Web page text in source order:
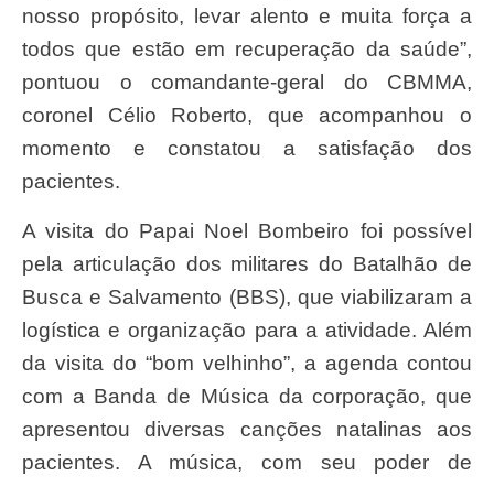
nosso propósito, levar alento e muita força a
todos que estão em recuperação da saúde”,
pontuou o comandante-geral do CBMMA,
coronel Célio Roberto, que acompanhou o
momento e constatou a satisfação dos
pacientes.
A visita do Papai Noel Bombeiro foi possível
pela articulação dos militares do Batalhão de
Busca e Salvamento (BBS), que viabilizaram a
logística e organização para a atividade. Além
da visita do “bom velhinho”, a agenda contou
com a Banda de Música da corporação, que
apresentou diversas canções natalinas aos
pacientes. A música, com seu poder de